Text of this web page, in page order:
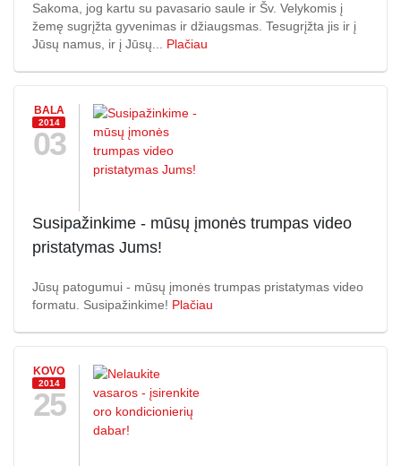
Sakoma, jog kartu su pavasario saule ir Šv. Velykomis į
žemę sugrįžta gyvenimas ir džiaugsmas. Tesugrįžta jis ir į
Jūsų namus, ir į Jūsų... Plačiau
BALA
2014
03
Susipažinkime - mūsų įmonės trumpas video
pristatymas Jums!
Jūsų patogumui - mūsų įmonės trumpas pristatymas video
formatu. Susipažinkime! Plačiau
KOVO
2014
25